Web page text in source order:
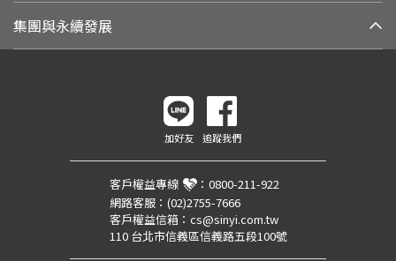
集團與永續發展
加好友 追蹤我們
客戶權益專線 ： 0800-211-922
網路客服： (02)2755-7666
客戶權益信箱： cs@sinyi.com.tw
110 台北市信義區信義路五段100號